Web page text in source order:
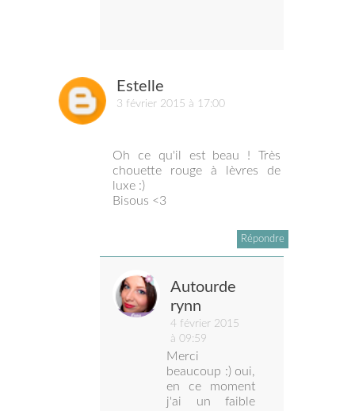
Estelle
3 février 2015 à 17:00
Oh ce qu'il est beau ! Très
chouette rouge à lèvres de
luxe :)
Bisous <3
Répondre
Autourde
rynn
4 février 2015
à 09:59
Merci
beaucoup :) oui,
en ce moment
j'ai un faible